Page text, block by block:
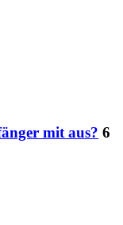
mit aus? 6